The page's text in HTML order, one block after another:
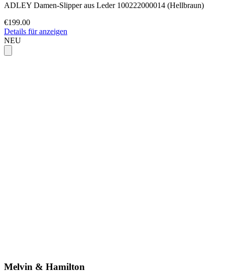
ADLEY Damen-Slipper aus Leder 100222000014 (Hellbraun)
€199.00
Details für anzeigen
NEU
Melvin & Hamilton